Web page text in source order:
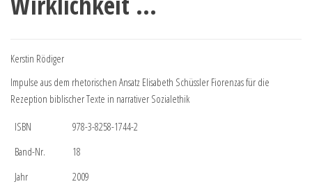
Kerstin Rödiger
Impulse aus dem rhetorischen Ansatz Elisabeth Schüssler Fiorenzas für die
Rezeption biblischer Texte in narrativer Sozialethik
ISBN
978-3-8258-1744-2
Band-Nr.
18
Jahr
2009